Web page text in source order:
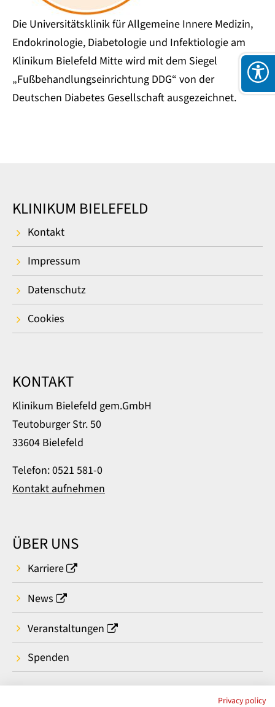
Die Universitätsklinik für Allgemeine Innere Medizin,
Endokrinologie, Diabetologie und Infektiologie am
Klinikum Bielefeld Mitte wird mit dem Siegel
„Fußbehandlungseinrichtung DDG“ von der
Deutschen Diabetes Gesellschaft ausgezeichnet.
KLINIKUM BIELEFELD
Kontakt
Impressum
Datenschutz
Cookies
KONTAKT
Klinikum Bielefeld gem.GmbH
Teutoburger Str. 50
33604 Bielefeld
Telefon: 0521 581-0
Kontakt aufnehmen
ÜBER UNS
Karriere
News
Veranstaltungen
Spenden
Privacy policy